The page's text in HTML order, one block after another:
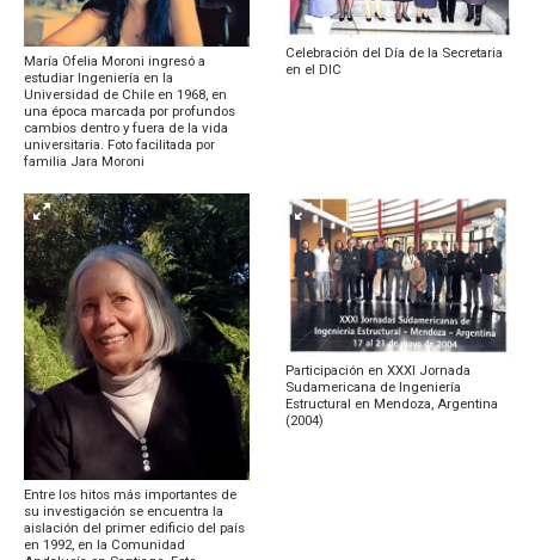
María Ofelia Moroni ingresó a
estudiar Ingeniería en la
Universidad de Chile en 1968, en
una época marcada por profundos
cambios dentro y fuera de la vida
universitaria. Foto facilitada por
familia Jara Moroni
Celebración del Día de la Secretaria
en el DIC
Entre los hitos más importantes de
su investigación se encuentra la
aislación del primer edificio del país
en 1992, en la Comunidad
Participación en XXXI Jornada
Sudamericana de Ingeniería
Estructural en Mendoza, Argentina
(2004)